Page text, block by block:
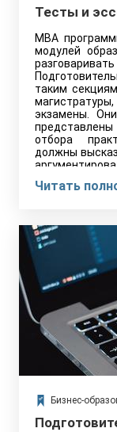
Тесты и
MBA
модулей
таким
экзамены.
отбора
должны
изложения
Читать
Бизнес-